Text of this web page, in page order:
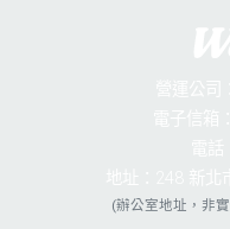
(辦公室地址，非